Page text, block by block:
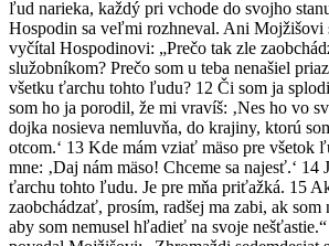
ľud narieka, každý pri vchode do svojho
Hospodin sa veľmi rozhneval. Ani Mojžišovi
vyčítal Hospodinovi: „Prečo tak zle
služobníkom? Prečo som u teba nenašiel
všetku ťarchu tohto ľudu? 12 Či som ja
som ho ja porodil, že mi vravíš: ‚Nes ho vo
dojka nosieva nemluvňa, do krajiny, ktorú
otcom.‘ 13 Kde mám vziať mäso pre všetok
mne: ‚Daj nám mäso! Chceme sa najesť.‘ 14
ťarchu tohto ľudu. Je pre mňa priťažká. 15
zaobchádzať, prosím, radšej ma zabi, ak som
aby som nemusel hľadieť na svoje